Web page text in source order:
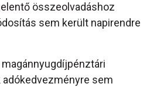
összeolvadáshoz
sem került napirendre
sem